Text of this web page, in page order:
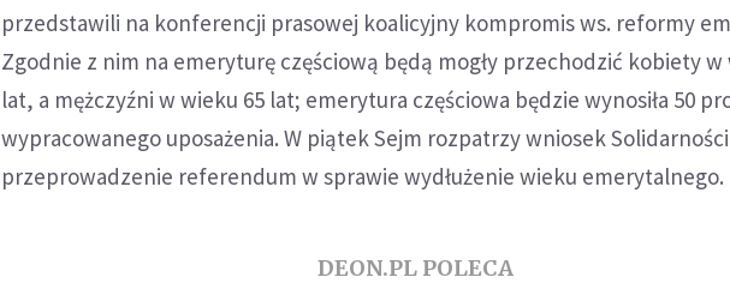
przedstawili na konferencji prasowej koalicyjny kompromis ws. reformy
Zgodnie z nim na emeryturę częściową będą mogły przechodzić kobiety w
lat, a mężczyźni w wieku 65 lat; emerytura częściowa będzie wynosiła 50
wypracowanego uposażenia. W piątek Sejm rozpatrzy wniosek
przeprowadzenie referendum w sprawie wydłużenie wieku emerytalnego.
DEON.PL POLECA